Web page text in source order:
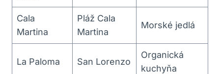
Cala
Martina
Pláž Cala
Martina
Morské jedlá
La Paloma San Lorenzo
Organická
kuchyňa